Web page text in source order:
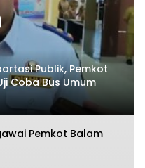
Publik, Pemkot
Coba Bus Umum
Pemkot Balam